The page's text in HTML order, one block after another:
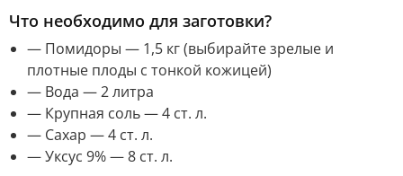
Что необходимо для заготовки?
— Помидоры — 1,5 кг (выбирайте зрелые и
плотные плоды с тонкой кожицей)
— Вода — 2 литра
— Крупная соль — 4 ст. л.
— Сахар — 4 ст. л.
— Уксус 9% — 8 ст. л.